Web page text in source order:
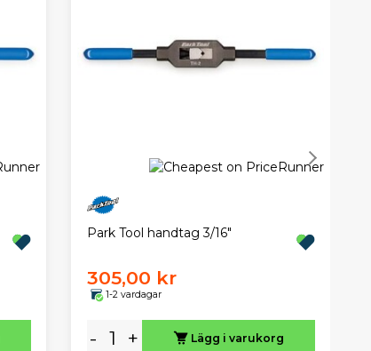
Park Tool handtag 3/16"
305,00 kr
1-2 vardagar
- + Lägg i varukorg